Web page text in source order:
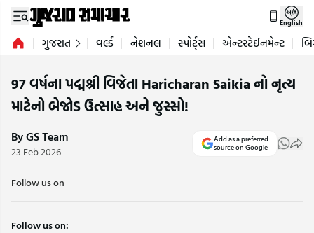
English
ગુજરાત વર્લ્ડ નેશનલ સ્પોર્ટ્સ એન્ટરટેઈનમેન્ટ
97 વર્ષના પદ્મશ્રી વિજેતા Haricharan Saikia નો નૃત્ય
માટેનો બેજોડ ઉત્સાહ અને જુસ્સો!
By GS Team
23 Feb 2026
Add as a preferred
source on Google
Follow us on
Follow us on: